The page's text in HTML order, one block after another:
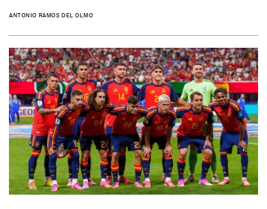
ANTONIO RAMOS DEL OLMO